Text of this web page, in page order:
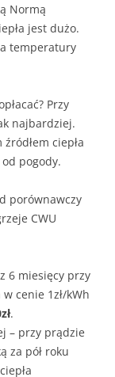
Normą
jest dużo.
temperatury
Przy
najbardziej.
ciepła
pogody.
porównawczy
CWU
6 miesięcy przy
cenie 1zł/kWh
.
– przy prądzie
za pół roku